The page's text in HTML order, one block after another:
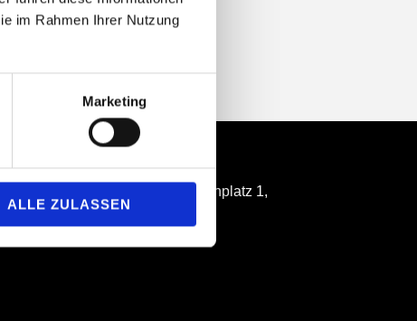
im Rahmen Ihrer Nutzung
Marketing
ALLE ZULASSEN
Location
Casals Forum: Beethovenplatz 1,
D-61476 Kronberg Ts.